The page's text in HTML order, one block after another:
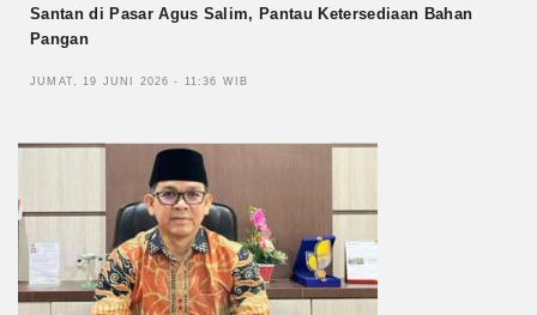
Santan di Pasar Agus Salim, Pantau Ketersediaan Bahan
Pangan
JUMAT, 19 JUNI 2026 - 11:36 WIB